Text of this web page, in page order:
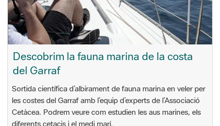
Descobrim la fauna marina de la costa
del Garraf
Sortida científica d’albirament de fauna marina en veler per
les costes del Garraf amb l’equip d’experts de l’Associació
Cetàcea. Podrem veure com estudien les aus marines, els
diferents cetacis i el medi marí.